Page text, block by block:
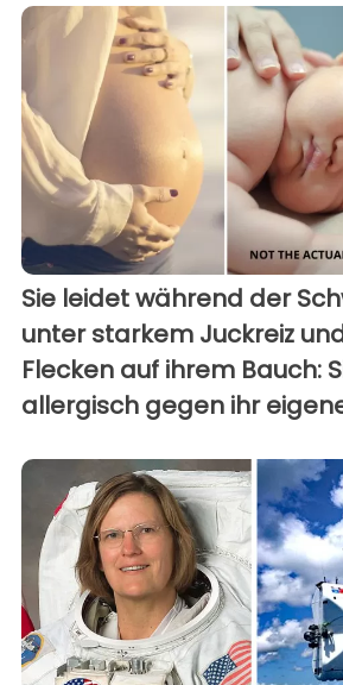
Sie leidet während der
unter starkem Juckreiz
Flecken auf ihrem Bauch:
allergisch gegen ihr